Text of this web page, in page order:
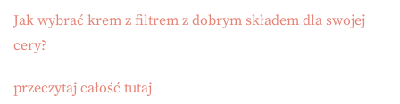
Jak wybrać krem z filtrem z dobrym składem dla swojej
cery?
przeczytaj całość tutaj